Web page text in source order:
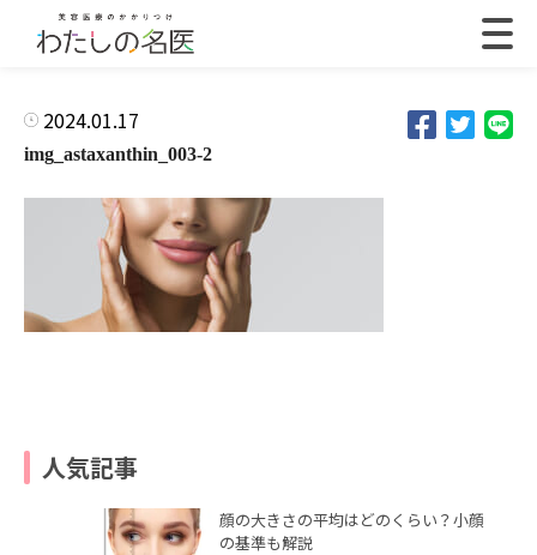
2024.01.17
img_astaxanthin_003-2
人気記事
顔の大きさの平均はどのくらい？小顔
の基準も解説